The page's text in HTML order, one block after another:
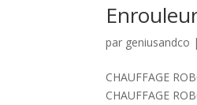
par geniusandco |
CHAUFFAGE
CHAUFFAGE